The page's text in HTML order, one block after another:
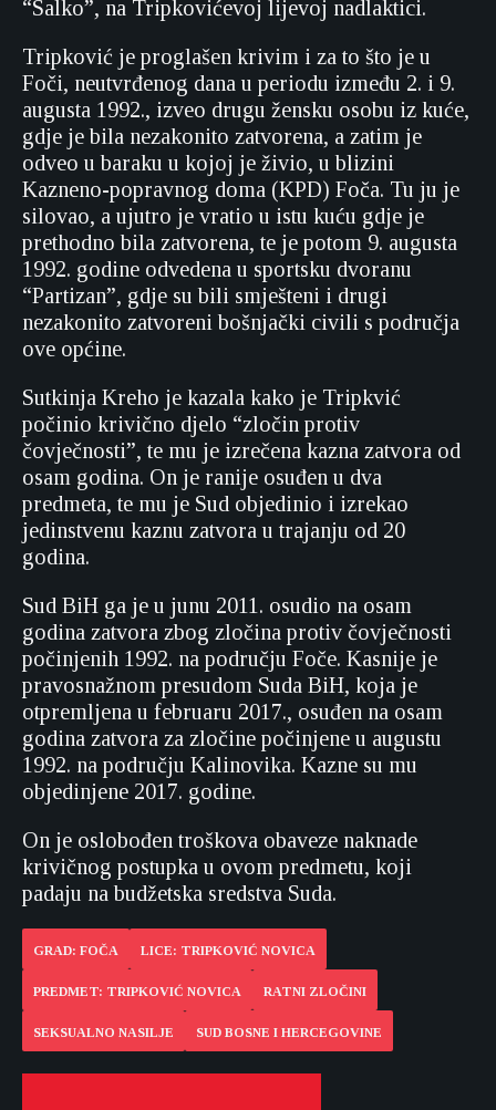
“Salko”, na Tripkovićevoj lijevoj nadlaktici.
Tripković je proglašen krivim i za to što je u
Foči, neutvrđenog dana u periodu između 2. i 9.
augusta 1992., izveo drugu žensku osobu iz kuće,
gdje je bila nezakonito zatvorena, a zatim je
odveo u baraku u kojoj je živio, u blizini
Kazneno-popravnog doma (KPD) Foča. Tu ju je
silovao, a ujutro je vratio u istu kuću gdje je
prethodno bila zatvorena, te je potom 9. augusta
1992. godine odvedena u sportsku dvoranu
“Partizan”, gdje su bili smješteni i drugi
nezakonito zatvoreni bošnjački civili s područja
ove općine.
Sutkinja Kreho je kazala kako je Tripkvić
počinio krivično djelo “zločin protiv
čovječnosti”, te mu je izrečena kazna zatvora od
osam godina. On je ranije osuđen u dva
predmeta, te mu je Sud objedinio i izrekao
jedinstvenu kaznu zatvora u trajanju od 20
godina.
Sud BiH ga je u junu 2011. osudio na osam
godina zatvora zbog zločina protiv čovječnosti
počinjenih 1992. na području Foče. Kasnije je
pravosnažnom presudom Suda BiH, koja je
otpremljena u februaru 2017., osuđen na osam
godina zatvora za zločine počinjene u augustu
1992. na području Kalinovika. Kazne su mu
objedinjene 2017. godine.
On je oslobođen troškova obaveze naknade
krivičnog postupka u ovom predmetu, koji
padaju na budžetska sredstva Suda.
GRAD: FOČA LICE: TRIPKOVIĆ NOVICA
PREDMET: TRIPKOVIĆ NOVICA RATNI ZLOČINI
SEKSUALNO NASILJE SUD BOSNE I HERCEGOVINE